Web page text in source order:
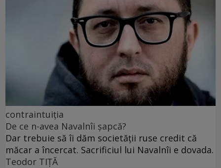
contraintuiția
De ce n-avea Navalnîi șapcă?
Dar trebuie să îi dăm societății ruse credit că
măcar a încercat. Sacrificiul lui Navalnîi e dovada.
Teodor TIŢĂ